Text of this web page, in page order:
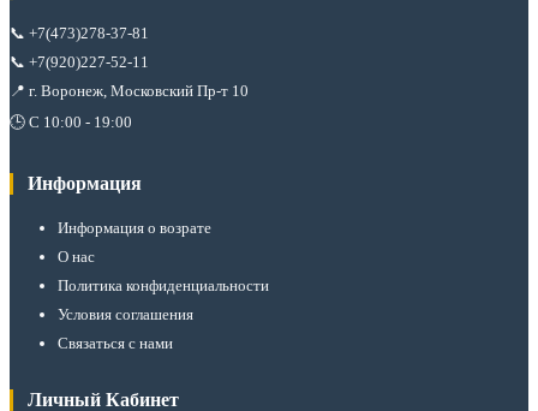
📞 +7(473)278-37-81
📞 +7(920)227-52-11
📍 г. Воронеж, Московский Пр-т 10
🕒 С 10:00 - 19:00
Информация
Информация о возрате
О нас
Политика конфиденциальности
Условия соглашения
Связаться с нами
Личный Кабинет